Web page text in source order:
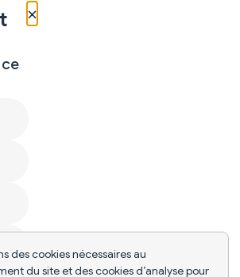
des cookies nécessaires au
du site et des cookies d’analyse pour
×